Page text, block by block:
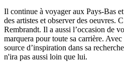
Il continue à voyager aux Pays-Bas
des artistes et observer des oeuvres.
Rembrandt. Il a aussi l’occasion de
marquera pour toute sa carrière.
source d’inspiration dans sa
n'ira pas aussi loin que lui.